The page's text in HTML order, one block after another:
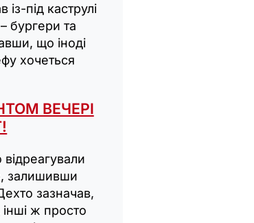
під каструлі
бургери та
що іноді
хочеться
ВЕЧЕРІ
залишивши
зазначав,
інші ж просто